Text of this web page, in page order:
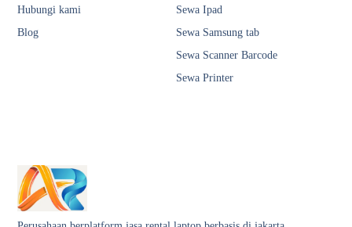
Sewa Ipad
Sewa Samsung tab
Sewa Scanner Barcode
Sewa Printer
Hubungi kami
Blog